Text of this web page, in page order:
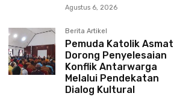
Agustus 6, 2026
Berita Artikel
Pemuda Katolik Asmat
Dorong Penyelesaian
Konflik Antarwarga
Melalui Pendekatan
Dialog Kultural